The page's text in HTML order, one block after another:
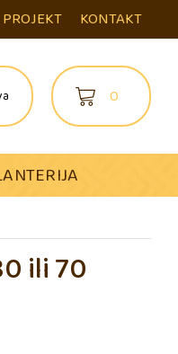
KONTAKT
0
ili 70